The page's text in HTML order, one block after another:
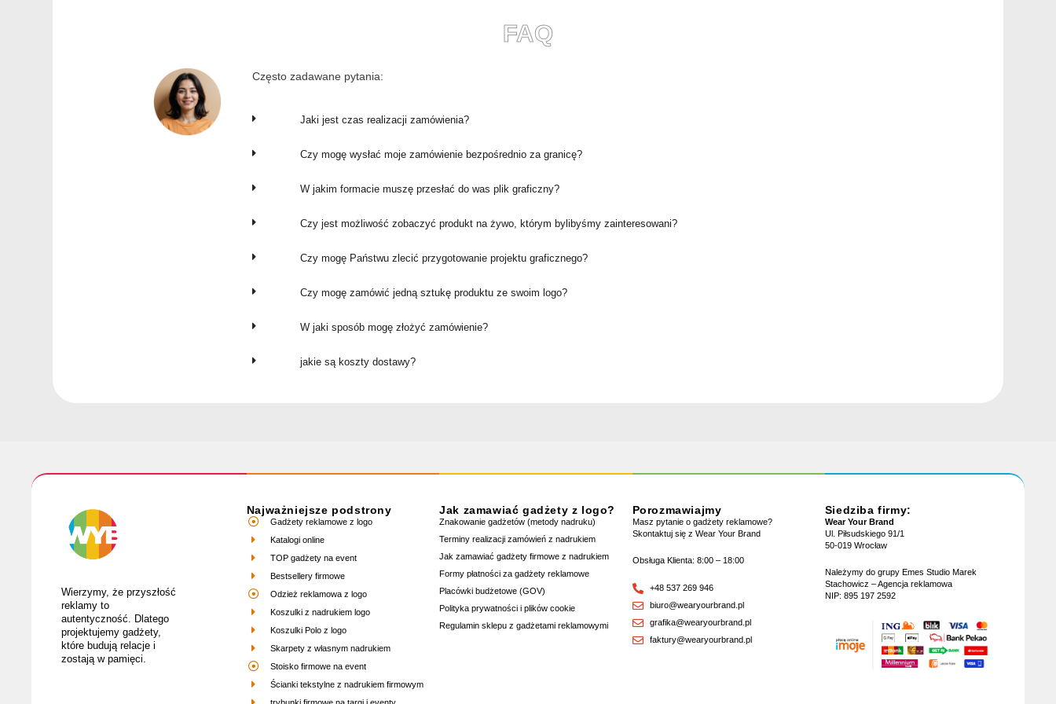
FAQ
Często zadawane pytania:
Jaki jest czas realizacji zamówienia?
Czy mogę wysłać moje zamówienie bezpośrednio za granicę?
W jakim formacie muszę przesłać do was plik graficzny?
Czy jest możliwość zobaczyć produkt na żywo, którym bylibyśmy zainteresowani?
Czy mogę Państwu zlecić przygotowanie projektu graficznego?
Czy mogę zamówić jedną sztukę produktu ze swoim logo?
W jaki sposób mogę złożyć zamówienie?
jakie są koszty dostawy?
Wierzymy, że przyszłość
reklamy to
autentyczność. Dlatego
projektujemy gadżety,
które budują relacje i
zostają w pamięci.
Najważniejsze podstrony
Gadżety reklamowe z logo
Katalogi online
TOP gadżety na event
Bestsellery firmowe
Odzież reklamowa z logo
Koszulki z nadrukiem logo
Koszulki Polo z logo
Skarpety z własnym nadrukiem
Stoisko firmowe na event
Ścianki tekstylne z nadrukiem firmowym
Jak zamawiać gadżety z logo?
Znakowanie gadżetów (metody nadruku)
Terminy realizacji zamówień z nadrukiem
Jak zamawiać gadżety firmowe z nadrukiem
Formy płatności za gadżety reklamowe
Placówki budżetowe (GOV)
Polityka prywatności i plików cookie
Regulamin sklepu z gadżetami reklamowymi
Porozmawiajmy
Masz pytanie o gadżety reklamowe?
Skontaktuj się z Wear Your Brand
Obsługa Klienta: 8:00 – 18:00
+48 537 269 946
biuro@wearyourbrand.pl
grafika@wearyourbrand.pl
faktury@wearyourbrand.pl
Siedziba firmy:
Wear Your Brand
Ul. Piłsudskiego 91/1
50-019 Wrocław
Należymy do grupy Emes Studio Marek
Stachowicz – Agencja reklamowa
NIP: 895 197 2592